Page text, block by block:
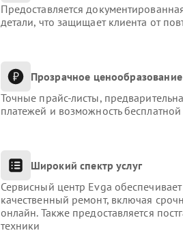
Предоставляется
детали, что защищает клиента от
Прозрачное
Точные прайс-листы,
платежей и возможность
Широкий спектр услуг
Сервисный центр Evga
качественный ремонт, включая
онлайн. Также предоставляется
техники